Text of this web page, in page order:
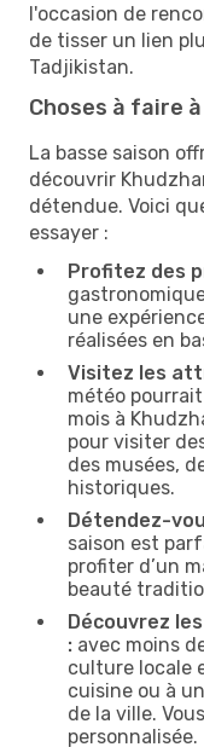
l'occasion de
de tisser un lien
Tadjikistan.
Choses à faire
La basse saison
découvrir
détendue. Voici
essayer :
Profitez des
une
réalisées en
Visitez les
météo
mois à
pour visiter
des musées,
historiques.
Détendez-
saison est
profiter d’un
beauté
Découvrez
: avec moins
culture locale
cuisine ou à
de la ville.
personnalisée.